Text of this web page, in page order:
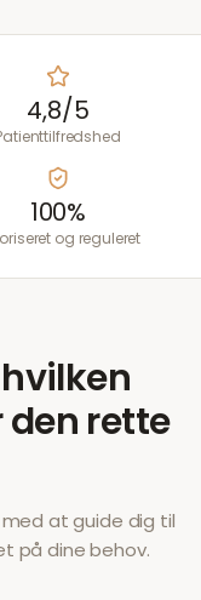
4,8/5
100%
og reguleret
den rette
at guide dig til
på dine behov.